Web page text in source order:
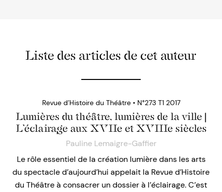
Liste des articles de cet auteur
Revue d’Histoire du Théâtre • N°273 T1 2017
Lumières du théâtre, lumières de la ville |
L’éclairage aux XVIIe et XVIIIe siècles
Pauline Lemaigre-Gaffier
Le rôle essentiel de la création lumière dans les arts
du spectacle d’aujourd’hui appelait la Revue d’Histoire
du Théâtre à consacrer un dossier à l’éclairage. C’est